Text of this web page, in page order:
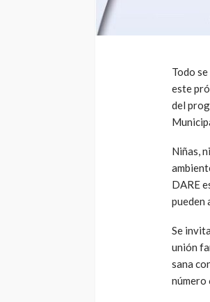
Todo
este
del
Niñas,
DARE
pueden
Se
unión
sana